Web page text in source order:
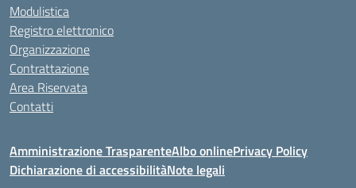
Modulistica
Registro elettronico
Organizzazione
Contrattazione
Area Riservata
Contatti
Amministrazione TrasparenteAlbo onlinePrivacy Policy
Dichiarazione di accessibilitàNote legali